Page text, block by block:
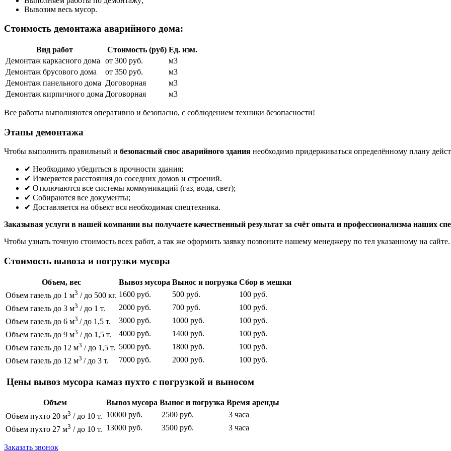
Вывозим весь мусор.
Стоимость демонтажа аварийного дома:
Вид работ Стоимость (руб) Ед. изм.
Демонтаж каркасного дома
от 300 руб.
м3
Демонтаж брусового дома
от 350 руб.
м3
Демонтаж панельного дома Договорная
м3
Демонтаж кирпичного дома Договорная м3
Все работы выполняются оперативно и безопасно, с соблюдением техники безопасности!
Этапы демонтажа
Чтобы выполнить правильный и безопасный снос аварийного здания необходимо придерживаться определённому плану
✔ Необходимо убедиться в прочности здания;
✔ Измеряется расстояния до соседних домов и строений.
✔ Отключаются все системы коммуникаций (газ, вода, свет);
✔ Собираются все документы;
✔ Доставляется на объект вся необходимая спецтехника.
Заказывая услуги в нашей компании вы получаете качественный результат за счёт опыта и профессионализма наших
Чтобы узнать точную стоимость всех работ, а так же оформить заявку позвоните нашему менеджеру по тел указанному на сайте.
Стоимость вывоза и погрузки мусора
Объем, вес Вывоз мусора Вынос и погрузка Сбор в мешки
Объем газель до 1 м3 / до 500 кг. 1600 руб. 500 руб.
100 руб.
Объем газель до 3 м3 / до 1 т. 2000 руб. 700 руб.
100 руб.
Объем газель до 6 м3 / до 1,5 т. 3000 руб. 1000 руб.
100 руб.
Объем газель до 9 м3 / до 1,5 т. 4000 руб. 1400 руб.
100 руб.
Объем газель до 12 м3 / до 1,5 т. 5000 руб. 1800 руб.
100 руб.
Объем газель до 12 м3 / до 3 т. 7000 руб. 2000 руб. 100 руб.
Цены вывоз мусора камаз пухто с погрузкой и выносом
Объем Вывоз мусора Вынос и погрузка Время аренды
Объем пухто 20 м3 / до 10 т. 10000 руб. 2500 руб.
3 часа
Объем пухто 27 м3 / до 10 т. 13000 руб. 3500 руб. 3 часа
Заказать звонок